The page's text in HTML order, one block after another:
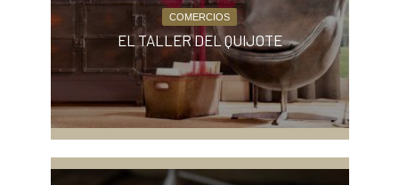
COMERCIOS
EL TALLER DEL QUIJOTE